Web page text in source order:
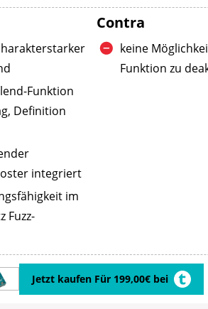
Funktion
Definition
integriert
im
Fuzz-
Contra
keine
Funktion zu
Jetzt kaufen Für 199,00€ bei